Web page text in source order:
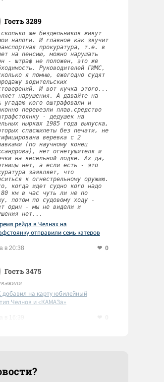
Гость 3289
же бездельников живут
налоги. И главное как звучит
прокуратура, т.е. в
на пенсию, можно нарушать
- штраф не положен, это же
Руководителей ГИМС,
я помню, ежегодно судят
водительских
И вот кучка этого...
нарушения. А давайте на
угадаю кого оштрафовали и
перевезли плав.средство
- дедушек на
нырках 1985 года выпуска,
спасжилеты без печати, не
веревка с 2
(по научному конец
нет огнетушителя и
на весельной лодке. Ах да,
нет, а если есть - это
заявляет, что
к огнестрельному оружию.
когда идет судно кого надо
км в час чуть ли не по
потом по судовому ходу -
один - мы не видели и
нет...
рейда в Челнах на
отправили семь катеров
в 20:38 0
Гость 3475
добавил на карту юбилейный
Челнов и «КАМАЗа»